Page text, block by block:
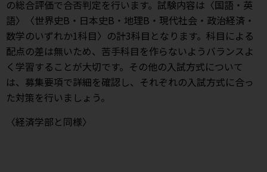
の総合評価で合否判定を行います。試験内容は〈国語・英
語〉〈世界史B・日本史B・地理B・現代社会・政治経済・
数学のいずれか1科目〉の計3科目となります。科目による
配点の差は無いため、苦手科目を作らないようバランスよ
く学習することが大切です。その他の入試方式について
は、募集要項で詳細を確認し、それぞれの入試方式に合っ
た対策を行いましょう。
〈経済学部と同様〉